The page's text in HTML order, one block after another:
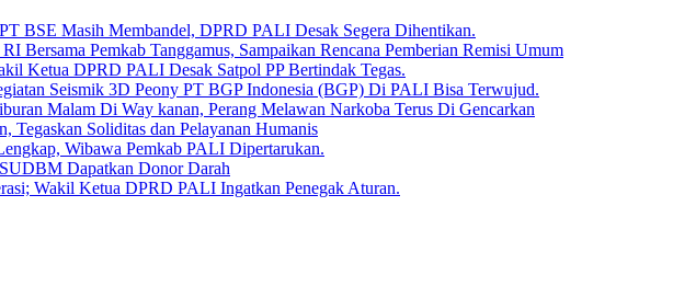
BSE Masih Membandel, DPRD PALI Desak Segera Dihentikan.
Bersama Pemkab Tanggamus, Sampaikan Rencana Pemberian Remisi Umum
Ketua DPRD PALI Desak Satpol PP Bertindak Tegas.
Seismik 3D Peony PT BGP Indonesia (BGP) Di PALI Bisa Terwujud.
Malam Di Way kanan, Perang Melawan Narkoba Terus Di Gencarkan
Tegaskan Soliditas dan Pelayanan Humanis
Wibawa Pemkab PALI Dipertarukan.
Dapatkan Donor Darah
Wakil Ketua DPRD PALI Ingatkan Penegak Aturan.